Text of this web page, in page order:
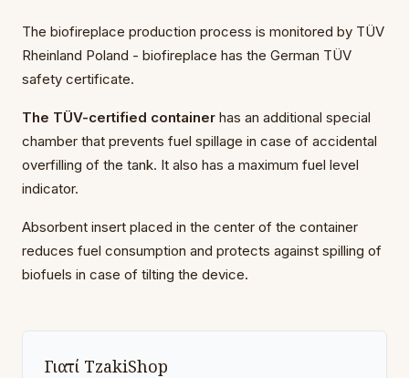
The biofireplace production process is monitored by TÜV
Rheinland Poland - biofireplace has the German TÜV
safety certificate.
The TÜV-certified container has an additional special
chamber that prevents fuel spillage in case of accidental
overfilling of the tank. It also has a maximum fuel level
indicator.
Absorbent insert placed in the center of the container
reduces fuel consumption and protects against spilling of
biofuels in case of tilting the device.
Γιατί TzakiShop